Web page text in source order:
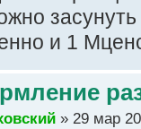
и 1
» 29 мар